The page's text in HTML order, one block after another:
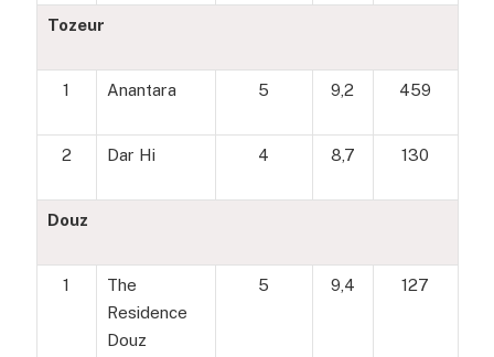
Tozeur
1 Anantara 5 9,2 459
2 Dar Hi 4 8,7 130
Douz
1
The
Residence
Douz
5 9,4 127